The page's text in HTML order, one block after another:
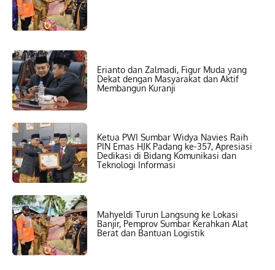
Erianto dan Zalmadi, Figur Muda yang
Dekat dengan Masyarakat dan Aktif
Membangun Kuranji
Ketua PWI Sumbar Widya Navies Raih
PIN Emas HJK Padang ke-357, Apresiasi
Dedikasi di Bidang Komunikasi dan
Teknologi Informasi
Mahyeldi Turun Langsung ke Lokasi
Banjir, Pemprov Sumbar Kerahkan Alat
Berat dan Bantuan Logistik